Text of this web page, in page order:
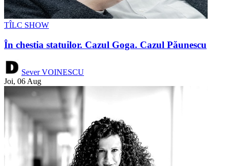
TÎLC SHOW
În chestia statuilor. Cazul Goga. Cazul Păunescu
Sever VOINESCU
Joi, 06 Aug